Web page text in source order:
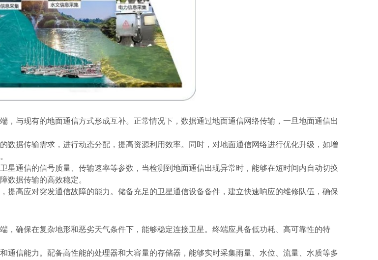
，与现有的地面通信方式形成互补。正常情况下，数据通过地面通信网络传输，一旦地面通信出
数据传输需求，进行动态分配，提高资源利用效率。同时，对地面通信网络进行优化升级，如增
星通信的信号质量、传输速率等参数，当检测到地面通信出现异常时，能够在短时间内自动切换
数据传输的高效稳定。
提高应对突发通信故障的能力。储备充足的卫星通信设备备件，建立快速响应的维修队伍，确保
，确保在复杂地形和恶劣天气条件下，能够稳定连接卫星。终端应具备低功耗、高可靠性的特
通信能力。配备高性能的处理器和大容量的存储器，能够实时采集雨量、水位、流量、水质等多